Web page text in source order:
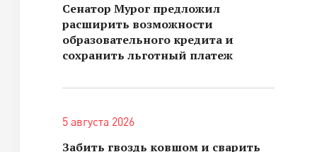
Сенатор Мурог предложил
расширить возможности
образовательного кредита и
сохранить льготный платеж
5 августа 2026
Забить гвоздь ковшом и сварить